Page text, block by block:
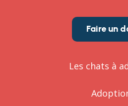
Faire un
Les chats à